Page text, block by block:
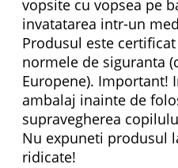
vopsite cu vopsea pe
invatatarea intr-un
Produsul este
normele de siguranta
Europene). Important!
ambalaj inainte de
supravegherea
Nu expuneti produsul
ridicate!